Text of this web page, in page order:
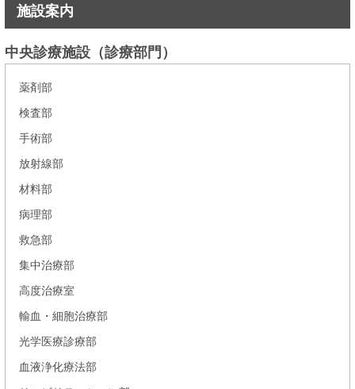
施設案内
中央診療施設（診療部門）
薬剤部
検査部
手術部
放射線部
材料部
病理部
救急部
集中治療部
高度治療室
輸血・細胞治療部
光学医療診療部
血液浄化療法部